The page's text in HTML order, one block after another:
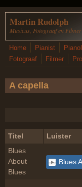
Overslaan en naar de
Martin Rudolph
Musicus, Fotograaf en Filmer
Home Pianist
Fotograaf
Filmer
A capella
Titel Luister
Blues
About
Blues
Blues